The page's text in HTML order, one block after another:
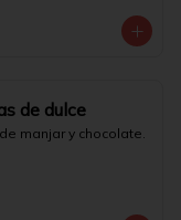
de dulce
manjar y chocolate.